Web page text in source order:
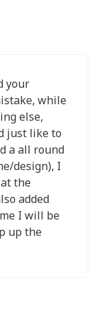
your
while
else,
just like to
a all round
design), I
the
added
I will be
up the